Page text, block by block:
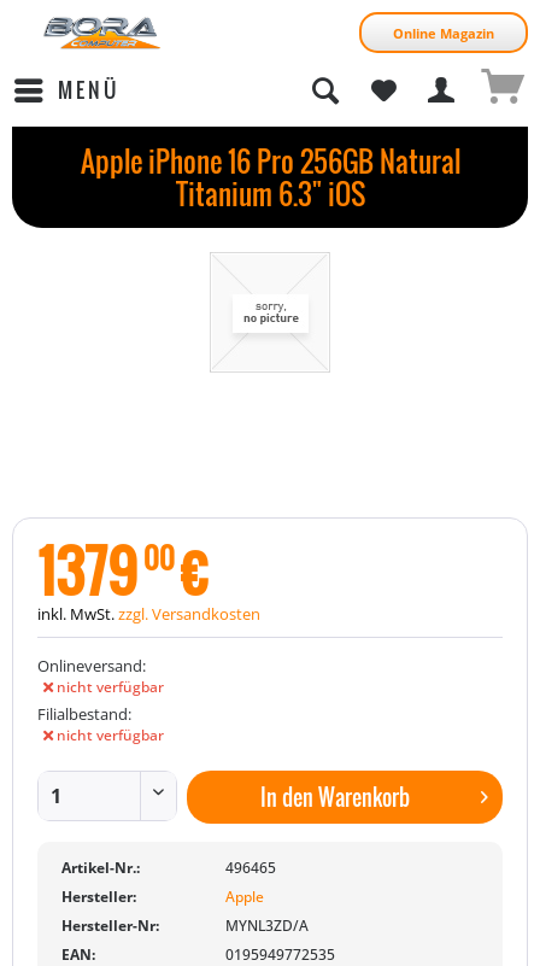
Online Magazin
MENÜ
Apple iPhone 16 Pro 256GB Natural
Titanium 6.3" iOS
137900€
inkl. MwSt.zzgl. Versandkosten
Onlineversand:
nicht verfügbar
Filialbestand:
nicht verfügbar
In denWarenkorb
Artikel-Nr.:
496465
Hersteller:
Apple
Hersteller-Nr:
MYNL3ZD/A
EAN:
0195949772535